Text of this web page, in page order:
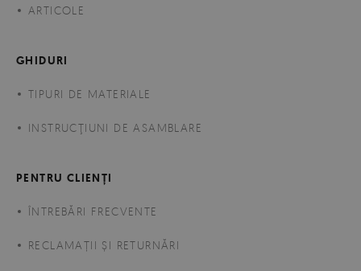
ARTICOLE
GHIDURI
TIPURI DE MATERIALE
INSTRUCŢIUNI DE ASAMBLARE
PENTRU CLIENȚI
ÎNTREBĂRI FRECVENTE
RECLAMAȚII ȘI RETURNĂRI